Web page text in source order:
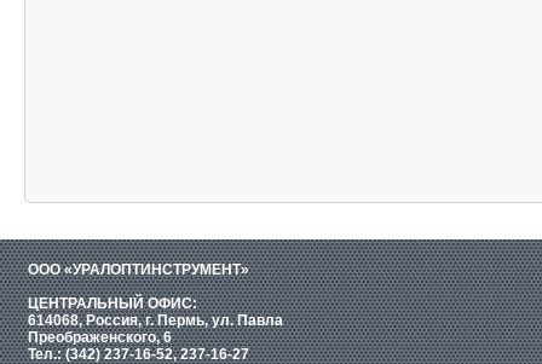
ООО «УРАЛОПТИНСТРУМЕНТ»
ЦЕНТРАЛЬНЫЙ ОФИС:
614068, Россия, г. Пермь, ул. Павла
Преображенского, 6
Тел.: (342) 237-16-52, 237-16-27